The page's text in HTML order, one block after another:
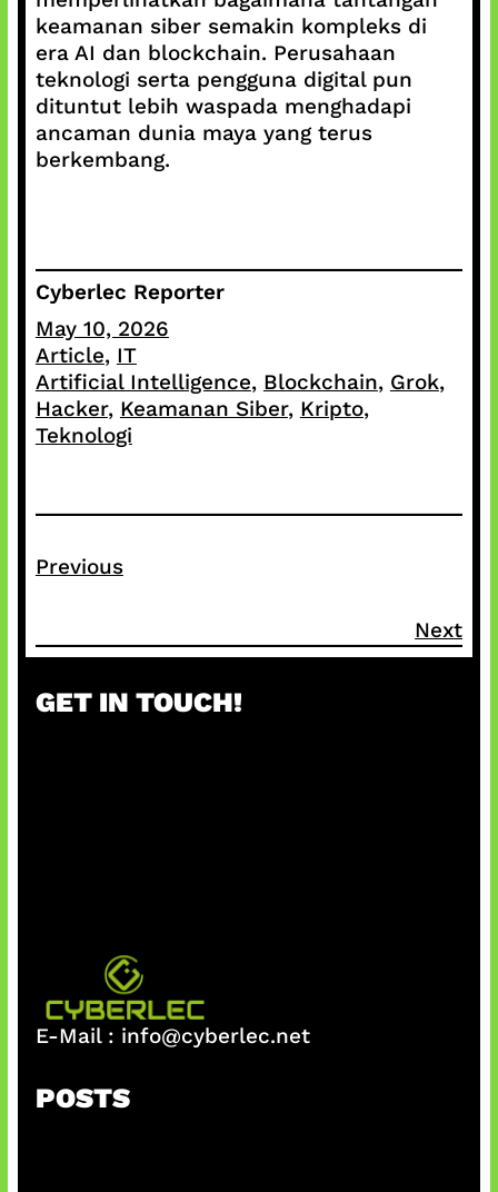
keamanan siber semakin kompleks di
era AI dan blockchain. Perusahaan
teknologi serta pengguna digital pun
dituntut lebih waspada menghadapi
ancaman dunia maya yang terus
berkembang.
Cyberlec Reporter
May 10, 2026
Article, IT
Artificial Intelligence, Blockchain, Grok ,
Hacker, Keamanan Siber, Kripto ,
Teknologi
Previous
Next
GET IN TOUCH!
E-Mail : info@cyberlec.net
POSTS